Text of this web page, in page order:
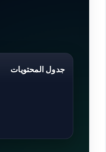
جدول المحتويات